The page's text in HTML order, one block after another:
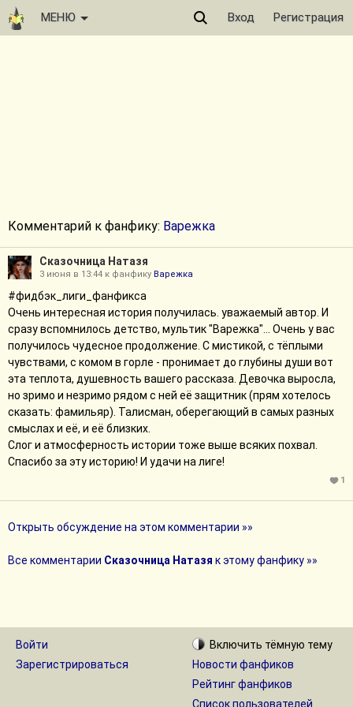
МЕНЮ Вход Регистрация
Комментарий к фанфику: Варежка
Сказочница Натазя
3 июня в 13:44 к фанфику Варежка
#фидбэк_лиги_фанфикса
Очень интересная история получилась. уважаемый автор. И
сразу вспомнилось детство, мультик "Варежка"... Очень у вас
получилось чудесное продолжение. С мистикой, с тёплыми
чувствами, с комом в горле - пронимает до глубины души вот
эта теплота, душевность вашего рассказа. Девочка выросла,
но зримо и незримо рядом с ней её защитник (прям хотелось
сказать: фамильяр). Талисман, оберегающий в самых разных
смыслах и её, и её близких.
Слог и атмосферность истории тоже выше всяких похвал.
Спасибо за эту историю! И удачи на лиге!
1
Открыть обсуждение на этом комментарии »»
Все комментарии Сказочница Натазя к этому фанфику »»
Войти
Зарегистрироваться
Включить тёмную тему
Новости фанфиков
Рейтинг фанфиков
Список пользователей